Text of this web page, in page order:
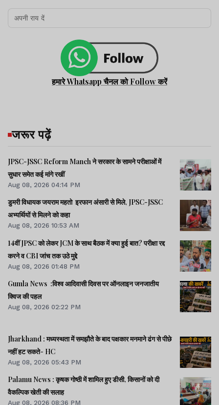
हमारे Whatsapp चैनल को Follow करें
जरूर पढ़ें
JPSC-JSSC Reform Manch ने सरकार के सामने परीक्षाओं में
सुधार समेत कई मांगे रखीं
Aug 08, 2026 04:14 PM
डुमरी विधायक जयराम महतो इरफान अंसारी से मिले, JPSC-JSSC
अभ्यर्थियों से मिलने को कहा
Aug 08, 2026 10:53 AM
14वीं JPSC को लेकर JCM के साथ बैठक में क्या हुई बात? परीक्षा रद्द
करने व CBI जांच तक उठे मुद्दे
Aug 08, 2026 01:48 PM
Gumla News :विश्व आदिवासी दिवस पर ऑनलाइन जनजातीय
क्विज की पहल
Aug 08, 2026 02:22 PM
Jharkhand : मध्यस्थता में समझौते के बाद पक्षकार मनमाने ढंग से पीछे
नहीं हट सकते- HC
Aug 08, 2026 05:43 PM
Palamu News : कृषक गोष्ठी में शामिल हुए डीसी, किसानों को दी
वैकल्पिक खेती की सलाह
Aug 08, 2026 08:36 PM